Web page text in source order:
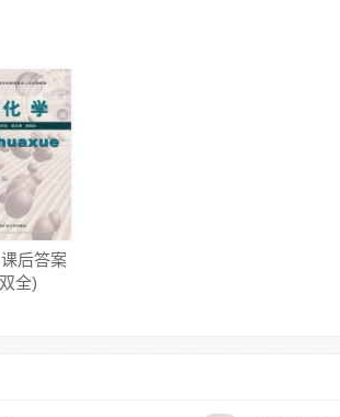
：西安建筑科技大学、安徽理工大学、呼伦贝尔学
工业大学、新疆大学 等。
后答案
全)